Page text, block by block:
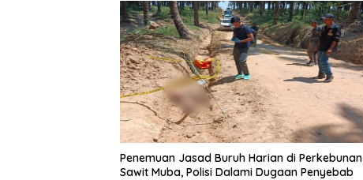
Penemuan Jasad Buruh Harian di Perkebunan
Sawit Muba, Polisi Dalami Dugaan Penyebab